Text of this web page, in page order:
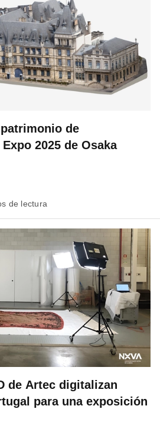
de
2025 de Osaka
de lectura
de Artec digitalizan
para una exposición